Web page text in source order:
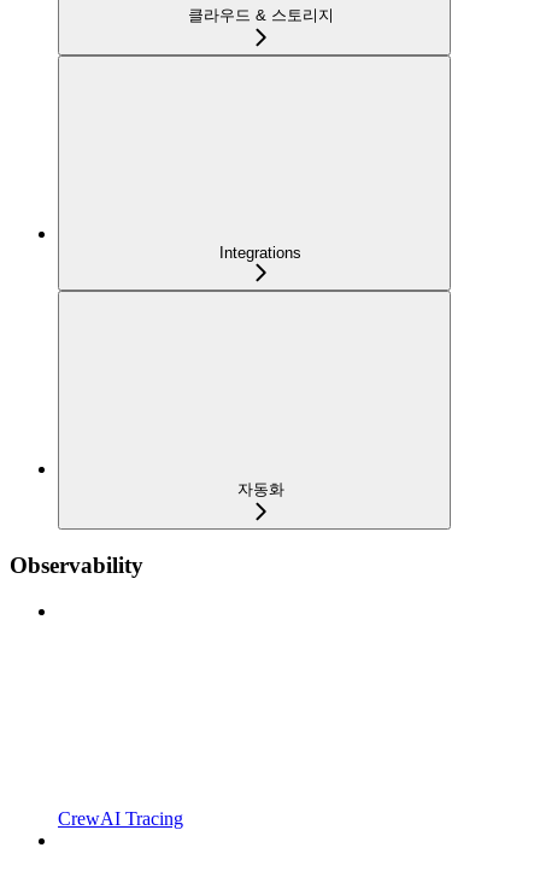
클라우드 & 스토리지
Integrations
자동화
Observability
CrewAI Tracing